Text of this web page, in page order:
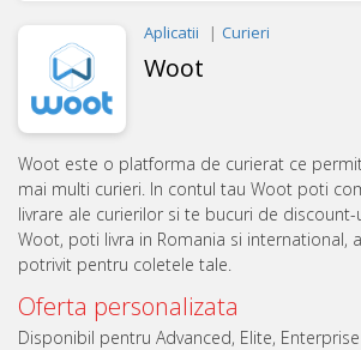
Aplicatii Curieri
Woot
Woot este o platforma de curierat ce
mai multi curieri. In contul tau Woot poti
livrare ale curierilor si te bucuri de discount-
Woot, poti livra in Romania si international,
potrivit pentru coletele tale.
Oferta personalizata
Disponibil pentru Advanced, Elite, Enterprise